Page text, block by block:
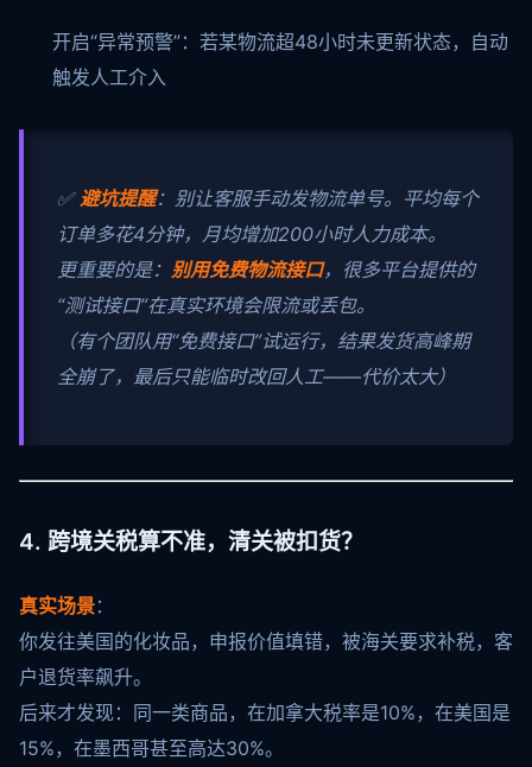
开启“异常预警”：若某物流超48小时未更新状态，自动
触发人工介入
✅避坑提醒：别让客服手动发物流单号。平均每个
订单多花4分钟，月均增加200小时人力成本。
更重要的是： 别用免费物流接口，很多平台提供的
“测试接口”在真实环境会限流或丢包。
（有个团队用“免费接口”试运行，结果发货高峰期
全崩了，最后只能临时改回人工——代价太大）
4. 跨境关税算不准，清关被扣货？
真实场景：
你发往美国的化妆品，申报价值填错，被海关要求补税，客
户退货率飙升。
后来才发现：同一类商品，在加拿大税率是10%，在美国是
15%，在墨西哥甚至高达30%。